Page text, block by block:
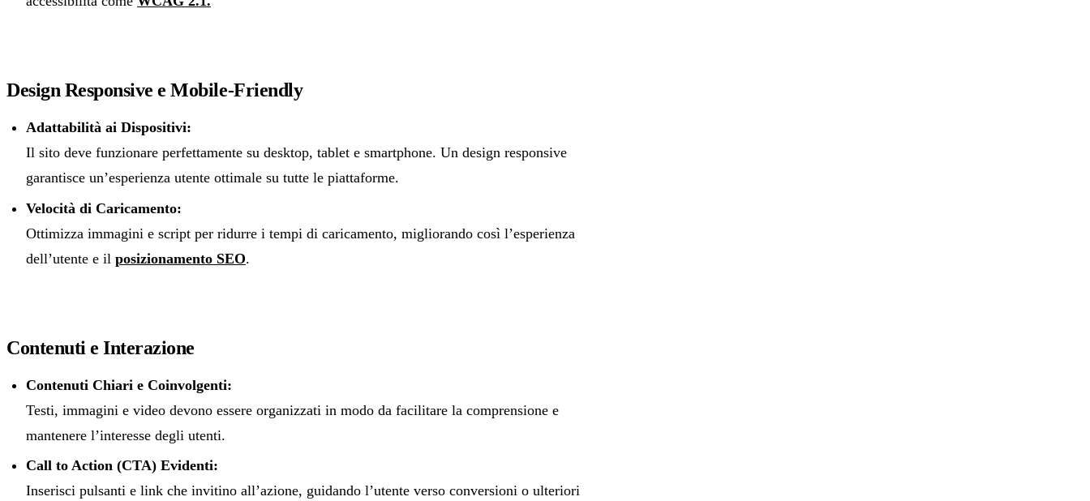
Design Responsive e Mobile-Friendly
Adattabilità ai Dispositivi:
Il sito deve funzionare perfettamente su desktop, tablet e smartphone. Un design responsive
garantisce un’esperienza utente ottimale su tutte le piattaforme.
Velocità di Caricamento:
Ottimizza immagini e script per ridurre i tempi di caricamento, migliorando così l’esperienza
dell’utente e il posizionamento SEO.
Contenuti e Interazione
Contenuti Chiari e Coinvolgenti:
Testi, immagini e video devono essere organizzati in modo da facilitare la comprensione e
mantenere l’interesse degli utenti.
Call to Action (CTA) Evidenti:
Inserisci pulsanti e link che invitino all’azione, guidando l’utente verso conversioni o ulteriori